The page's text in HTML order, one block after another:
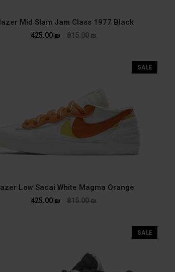
Mid Slam Jam Class 1977 Black
815.00₪
425.00 ₪
SALE
Low Sacai White Magma Orange
815.00₪
425.00 ₪
SALE